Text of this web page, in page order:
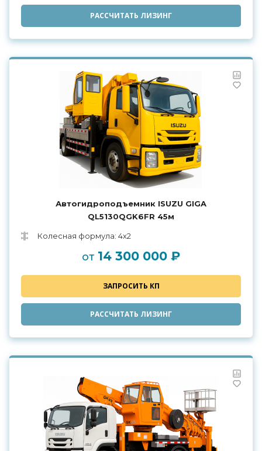
РАССЧИТАТЬ ЛИЗИНГ
Автогидроподъемник ISUZU GIGA
QL5130QGK6FR 45м
Колесная формула: 4х2
от 14 300 000 ₽
ЗАПРОСИТЬ КП
РАССЧИТАТЬ ЛИЗИНГ